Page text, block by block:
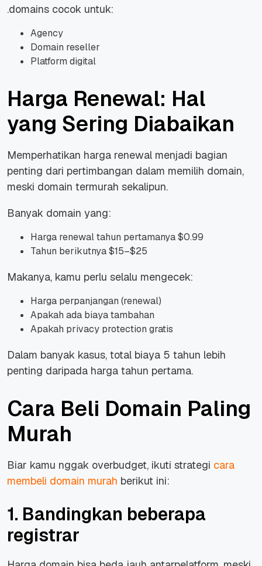
.domains cocok untuk:
Agency
Domain reseller
Platform digital
Harga Renewal: Hal
yang Sering Diabaikan
Memperhatikan harga renewal menjadi bagian
penting dari pertimbangan dalam memilih domain,
meski domain termurah sekalipun.
Banyak domain yang:
Harga renewal tahun pertamanya $0.99
Tahun berikutnya $15–$25
Makanya, kamu perlu selalu mengecek:
Harga perpanjangan (renewal)
Apakah ada biaya tambahan
Apakah privacy protection gratis
Dalam banyak kasus, total biaya 5 tahun lebih
penting daripada harga tahun pertama.
Cara Beli Domain Paling
Murah
Biar kamu nggak overbudget, ikuti strategi cara
membeli domain murah berikut ini:
1. Bandingkan beberapa
registrar